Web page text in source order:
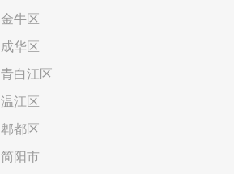
金牛区
成华区
青白江区
温江区
郫都区
简阳市